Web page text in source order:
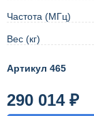
Частота (МГц)
Вес (кг)
Артикул 465
290 014 ₽